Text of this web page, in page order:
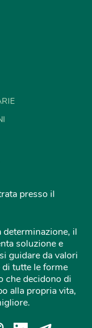
presso il
il
soluzione e
guidare da valori
tutte le forme
che decidono di
alla propria vita,